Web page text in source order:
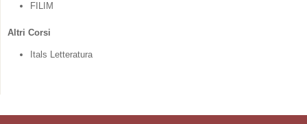
FILIM
Altri Corsi
Itals Letteratura